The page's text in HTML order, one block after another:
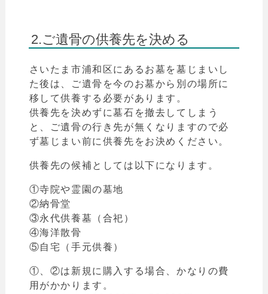
2.ご遺骨の供養先を決める
さいたま市浦和区にあるお墓を墓じまいし
た後は、ご遺骨を今のお墓から別の場所に
移して供養する必要があります。
供養先を決めずに墓石を撤去してしまう
と、ご遺骨の行き先が無くなりますので必
ず墓じまい前に供養先をお決めください。
供養先の候補としては以下になります。
①寺院や霊園の墓地
②納骨堂
③永代供養墓（合祀）
④海洋散骨
⑤自宅（手元供養）
①、②は新規に購入する場合、かなりの費
用がかかります。